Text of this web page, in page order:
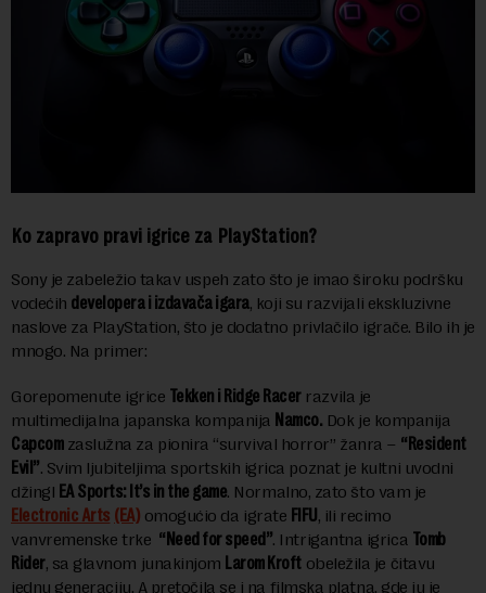
Ko zapravo pravi igrice za PlayStation?
Sony je zabeležio takav uspeh zato što je imao široku podršku
vodećih developera i izdavača igara, koji su razvijali ekskluzivne
naslove za PlayStation, što je dodatno privlačilo igrače. Bilo ih je
mnogo. Na primer:
Gorepomenute igrice Tekken i Ridge Racerrazvila je
multimedijalna japanska kompanija Namco. Dok je kompanija
Capcomzaslužna za pionira “survival horror” žanra – “Resident
Evil”. Svim ljubiteljima sportskih igrica poznat je kultni uvodni
džingl EA Sports: It’s in the game. Normalno, zato što vam je
Electronic Arts (EA) omogućio da igrate FIFU , ili recimo
vanvremenske trke “Need for speed”. Intrigantna igrica Tomb
Rider, sa glavnom junakinjom Larom Kroftobeležila je čitavu
jednu generaciju. A pretočila se i na filmska platna, gde ju je